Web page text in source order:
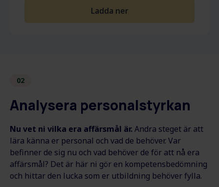
Ladda ner
02
Analysera personalstyrkan
Nu vet ni vilka era affärsmål är.Andra steget är att
lära känna er personal och vad de behöver. Var
befinner de sig nu och vad behöver de för att nå era
affärsmål? Det är här ni gör en kompetensbedömning
och hittar den lucka som er utbildning behöver fylla.